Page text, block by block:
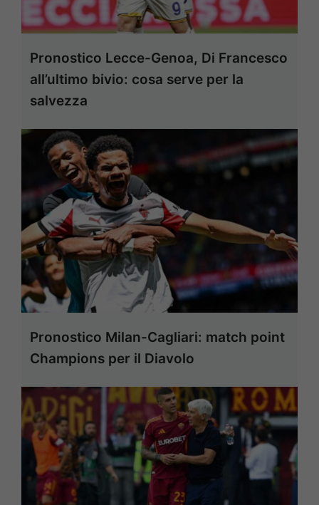
Pronostico Lecce-Genoa, Di Francesco
all’ultimo bivio: cosa serve per la
salvezza
Pronostico Milan-Cagliari: match point
Champions per il Diavolo